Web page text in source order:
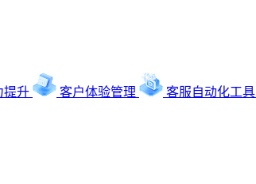
提升 客户体验管理 客服自动化工具